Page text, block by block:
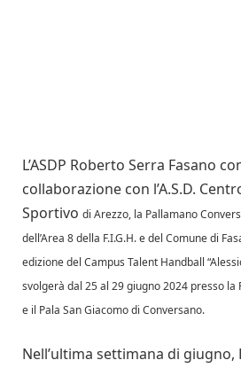
L’ASDP Roberto Serra Fasano
collaborazione con l’A.S.D.
Sportivo di Arezzo, la Pallamano
dell’Area 8 della F.I.G.H. e del Comune di
edizione del Campus Talent Handball
svolgerà dal 25 al 29 giugno 2024 presso la
e il Pala San Giacomo di Conversano.
Nell’ultima settimana di giugno,